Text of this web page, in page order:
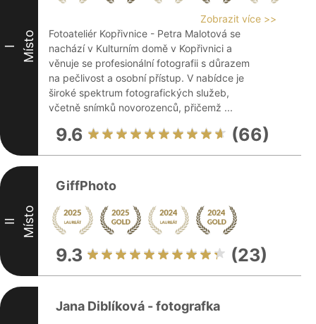
I Místo
Zobrazit více >>
Fotoateliér Kopřivnice - Petra Malotová se
nachází v Kulturním domě v Kopřivnici a
věnuje se profesionální fotografii s důrazem
na pečlivost a osobní přístup. V nabídce je
široké spektrum fotografických služeb,
včetně snímků novorozenců, přičemž ...
9.6 (66)
II Místo
GiffPhoto
9.3 (23)
Jana Diblíková - fotografka